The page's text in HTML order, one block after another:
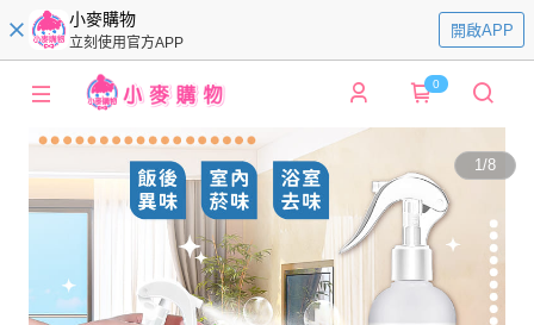
小麥購物
立刻使用官方APP
開啟APP
0
1/8